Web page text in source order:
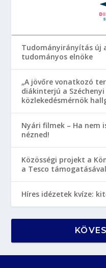
Tudományirányítás új
tudományos elnöke
„A jövőre vonatkozó
diákinterjú a
közlekedésmérnök
Nyári filmek – Ha nem
nézned!
Közösségi projekt a
a Tesco támogatásával
Híres idézetek kvíze: